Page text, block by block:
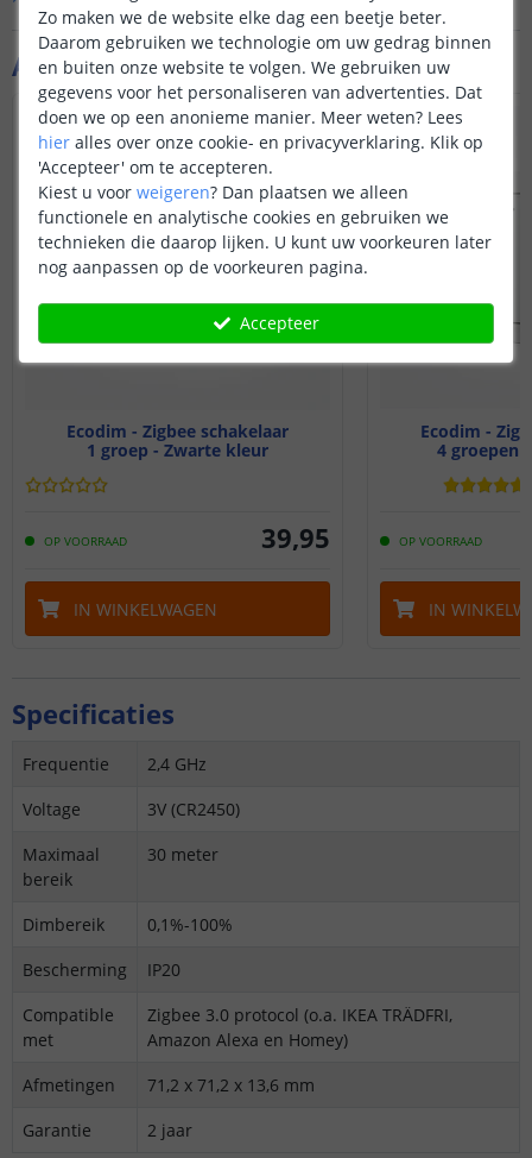
Aanvullende producten
Ecodim - Zigbee schakelaar
1 groep - Zwarte kleur
OP VOORRAAD 39,95
IN WINKELWAGEN
Ecodim -
4 groepen
OP VOORRAAD
IN
Specificaties
Frequentie
2,4 GHz
Voltage
3V (CR2450)
Maximaal
bereik
30 meter
Dimbereik
0,1%-100%
Bescherming
IP20
Compatible
met
Zigbee 3.0 protocol (o.a. IKEA TRÄDFRI,
Amazon Alexa en Homey)
Afmetingen
71,2 x 71,2 x 13,6 mm
Garantie
2 jaar
Zo maken we de website elke dag een beetje beter.
Daarom gebruiken we technologie om uw gedrag binnen
en buiten onze website te volgen. We gebruiken uw
gegevens voor het personaliseren van advertenties. Dat
doen we op een anonieme manier. Meer weten? Lees
hier alles over onze cookie- en privacyverklaring. Klik op
'Accepteer' om te accepteren.
Kiest u voor weigeren? Dan plaatsen we alleen
functionele en analytische cookies en gebruiken we
technieken die daarop lijken. U kunt uw voorkeuren later
nog aanpassen op de voorkeuren pagina.
Accepteer